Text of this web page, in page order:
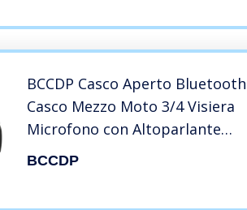
BCCDP Casco Aperto Bluetooth ​
Casco Mezzo Moto 3/4 Visiera
Microfono con Altoparlante
Incorporato per la Risposta
BCCDP